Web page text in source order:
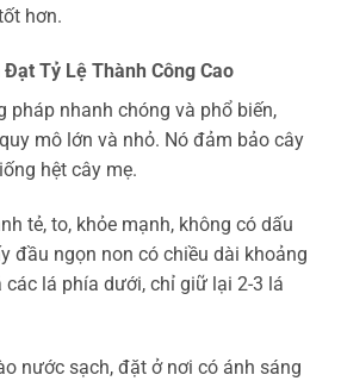
hơn.
Tỷ Lệ Thành Công Cao
pháp nhanh chóng và phổ biến,
mô lớn và nhỏ. Nó đảm bảo cây
hệt cây mẹ.
tẻ, to, khỏe mạnh, không có dấu
đầu ngọn non có chiều dài khoảng
các lá phía dưới, chỉ giữ lại 2-3 lá
nước sạch, đặt ở nơi có ánh sáng